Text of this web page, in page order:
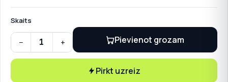
Skaits
Phoenix Contact Type 2 elektroauto uzlādes kabelis 5m,
− + Pievienot grozam
Pirkt uzreiz